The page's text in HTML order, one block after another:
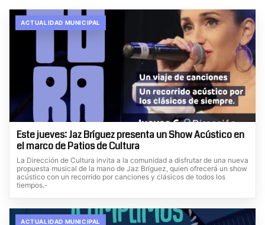
ACTUALIDAD MUNICIPAL
Este jueves: Jaz Bríguez presenta un Show Acústico en
el marco de Patios de Cultura
La Dirección de Cultura invita a la comunidad a disfrutar de una nueva
propuesta musical de la mano de Jaz Bríguez, quien ofrecerá un show
acústico con un recorrido por canciones y clásicos de todos los
tiempos.-
ACTUALIDAD MUNICIPAL